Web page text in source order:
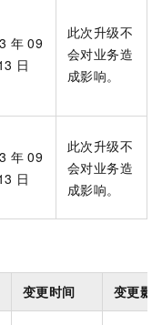
年 09
日
此次升级不
会对业务造
成影响。
年 09
日
此次升级不
会对业务造
成影响。
变更时间 变更影